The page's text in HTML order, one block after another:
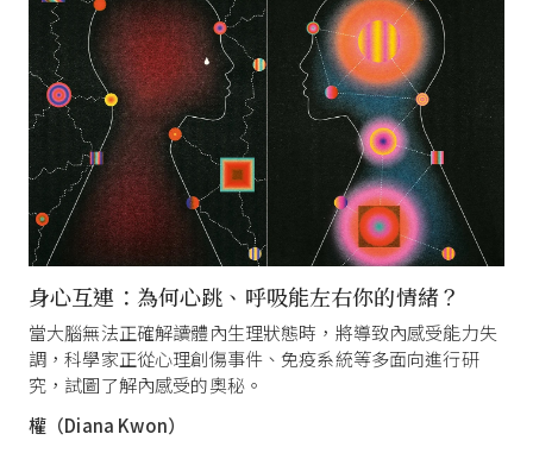
身心互連：為何心跳、呼吸能左右你的情緒？
當大腦無法正確解讀體內生理狀態時，將導致內感受能力失
調，科學家正從心理創傷事件、免疫系統等多面向進行研
究，試圖了解內感受的奧秘。
權（Diana Kwon）